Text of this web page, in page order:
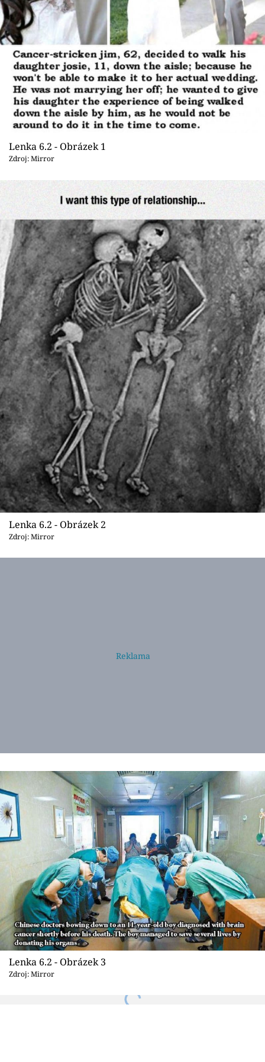
Videa
Sledujte prima+
Přihlášení
Sledujte nás
Lenka 6.2 - Obrázek 1
Zdroj: Mirror
Lenka 6.2 - Obrázek 2
Zdroj: Mirror
Lenka 6.2 - Obrázek 3
Zdroj: Mirror